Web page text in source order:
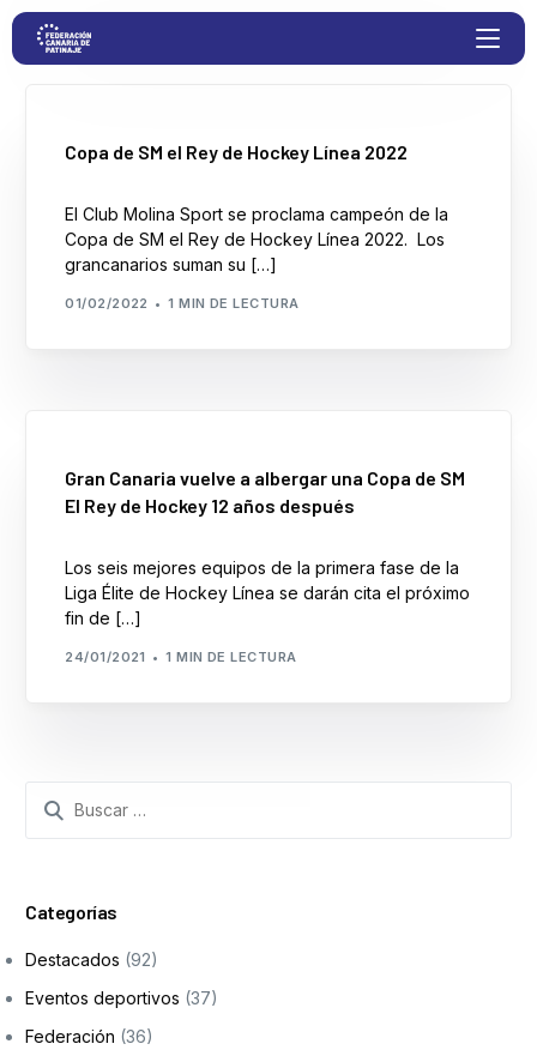
Copa de SM el Rey de Hockey Línea 2022
El Club Molina Sport se proclama campeón de la
Copa de SM el Rey de Hockey Línea 2022. Los
grancanarios suman su […]
01/02/2022 1 MIN DE LECTURA
Gran Canaria vuelve a albergar una Copa de SM
El Rey de Hockey 12 años después
Los seis mejores equipos de la primera fase de la
Liga Élite de Hockey Línea se darán cita el próximo
fin de […]
24/01/2021 1 MIN DE LECTURA
Categorías
Destacados (92)
Eventos deportivos (37)
Federación (36)
Proyectos
Competiciones
Clubs
Blog
Formación